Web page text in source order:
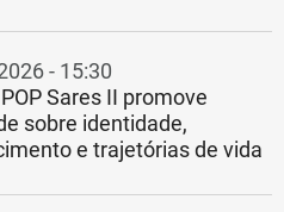
- 15:30
Sares II promove
sobre identidade,
e trajetórias de vida